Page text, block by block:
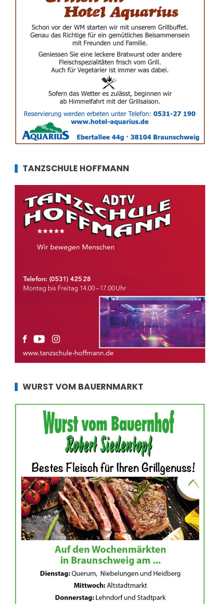
TANZSCHULE HOFFMANN
WURST VOM BAUERNMARKT